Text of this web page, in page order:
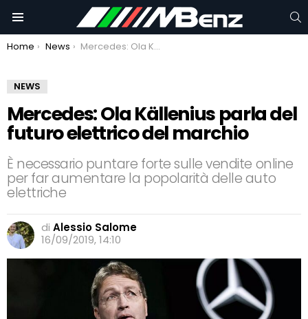
You are here:
Home News Mercedes: Ola Källenius parla del futuro elettrico del marchio
NEWS
Mercedes: Ola Källenius parla del
futuro elettrico del marchio
È necessario puntare forte sulle vendite online
per far aumentare la popolarità delle auto
elettriche
di Alessio Salome
16/09/2019, 14:10